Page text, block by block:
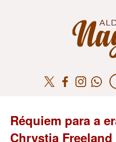
Réquiem para a
Chrystia